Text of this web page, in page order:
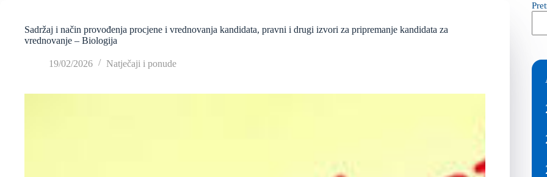
Sadržaj i način provođenja procjene i vrednovanja kandidata, pravni i drugi izvori za pripremanje kandidata za
vrednovanje – Biologija
19/02/2026 Natječaji i ponude